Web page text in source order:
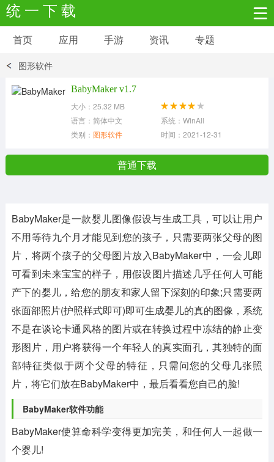
统 一 下 载
安卓应用 安卓游戏
系统工具 其它应用
首页 应用 手游 资讯 专题
图形软件
BabyMaker v1.7
大小：25.32 MB
语言：简体中文
系统：WinAll
类别： 图形软件 时间：2021-12-31
普通下载
BabyMaker是一款婴儿图像假设与生成工具，可以让用户
不用等待九个月才能见到您的孩子，只需要两张父母的图
片，将两个孩子的父母图片放入BabyMaker中，一会儿即
可看到未来宝宝的样子，用假设图片描述几乎任何人可能
产下的婴儿，给您的朋友和家人留下深刻的印象;只需要两
张面部照片(护照样式即可)即可生成婴儿的真的图像，系统
不是在谈论卡通风格的图片或在转换过程中冻结的静止变
形图片，用户将获得一个年轻人的真实面孔，其独特的面
部特征类似于两个父母的特征，只需问您的父母几张照
片，将它们放在BabyMaker中，最后看看您自己的脸!
BabyMaker软件功能
BabyMaker使算命科学变得更加完美，和任何人一起做一
个婴儿!